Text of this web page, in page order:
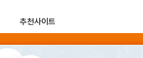
추천사이트